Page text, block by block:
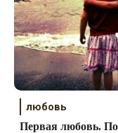
любовь
Первая любовь.